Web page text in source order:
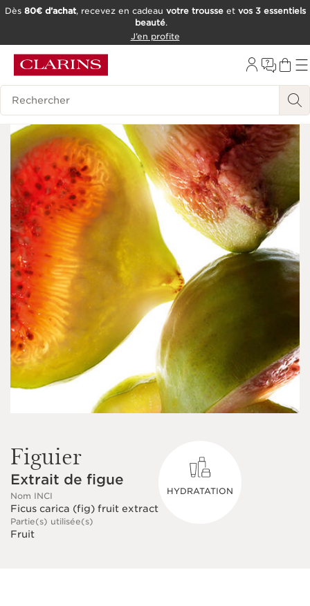
OUTIL D'ACCESSIBILITÉ
Dès 80€ d’achat, recevez en cadeau votre trousseet vos 3 essentiels
beauté.
J’en profite
Historique des recherches
Figuier
Extrait de figue
Nom INCI
Ficus carica (fig) fruit extract
Partie(s) utilisée(s)
Fruit
HYDRATATION